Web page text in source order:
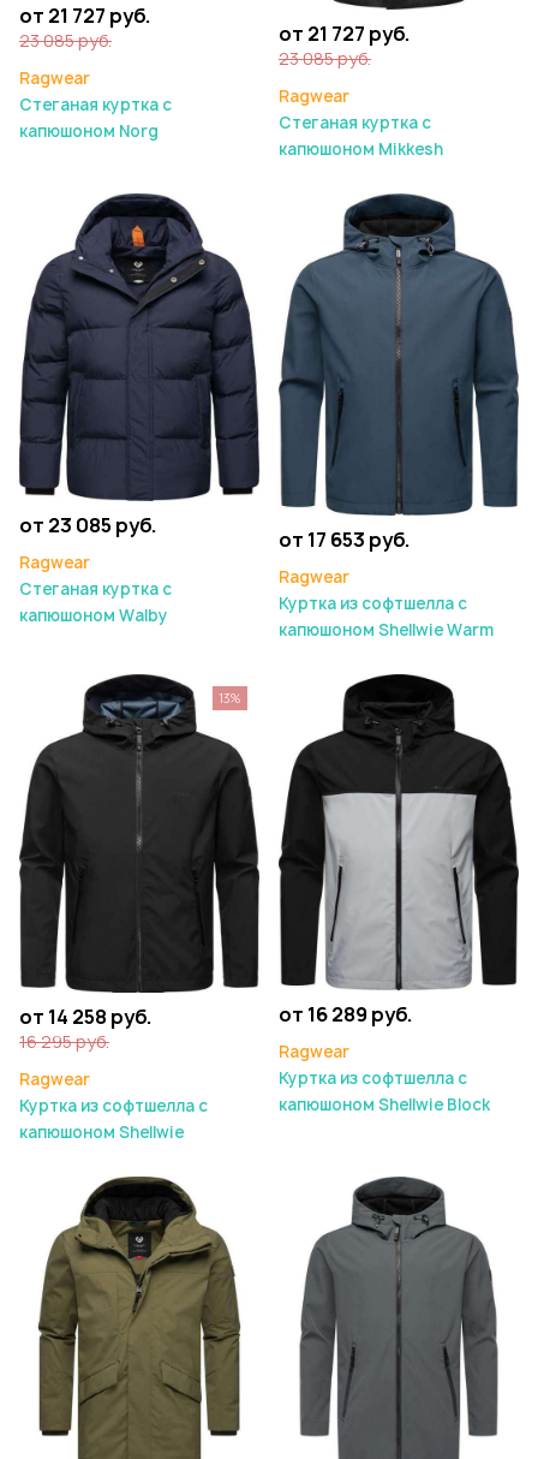
от 21 727 руб.
23 085 руб.
Ragwear
Стеганая куртка с
капюшоном Norg
от 21 727 руб.
23 085 руб.
Ragwear
Стеганая куртка с
капюшоном Mikkesh
от 23 085 руб.
Ragwear
Стеганая куртка с
капюшоном Walby
от 17 653 руб.
Ragwear
Куртка из софтшелла с
капюшоном Shellwie Warm
от 14 258 руб.
16 295 руб.
Ragwear
Куртка из софтшелла с
капюшоном Shellwie
13%
от 16 289 руб.
Ragwear
Куртка из софтшелла с
капюшоном Shellwie Block